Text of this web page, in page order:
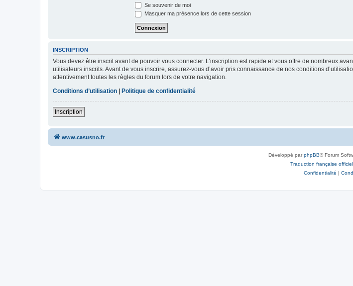
Se souvenir de moi
Masquer ma présence lors de cette session
INSCRIPTION
Vous devez être inscrit avant de pouvoir vous connecter. L’inscription est rapide et vous offre de nombreux
utilisateurs inscrits. Avant de vous inscrire, assurez-vous d’avoir pris connaissance de nos conditions
attentivement toutes les règles du forum lors de votre navigation.
Conditions d’utilisation
Politique de confidentialité
Inscription
www.casusno.fr
Développé parphpBB® Forum
Traduction française
Confidentialité |